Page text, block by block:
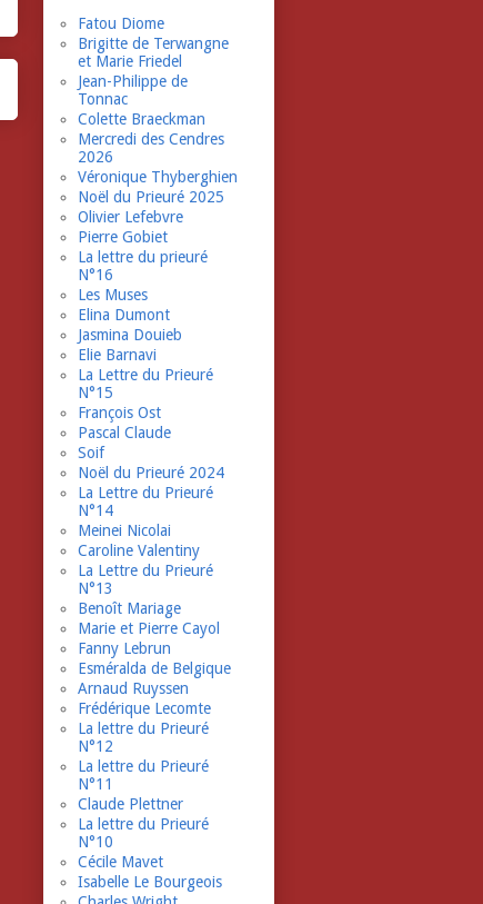
Fatou Diome
Brigitte de Terwangne
et Marie Friedel
Jean-Philippe de
Tonnac
Colette Braeckman
Mercredi des Cendres
2026
Véronique Thyberghien
Noël du Prieuré 2025
Olivier Lefebvre
Pierre Gobiet
La lettre du prieuré
N°16
Les Muses
Elina Dumont
Jasmina Douieb
Elie Barnavi
La Lettre du Prieuré
N°15
François Ost
Pascal Claude
Soif
Noël du Prieuré 2024
La Lettre du Prieuré
N°14
Meinei Nicolai
Caroline Valentiny
La Lettre du Prieuré
N°13
Benoît Mariage
Marie et Pierre Cayol
Fanny Lebrun
Esméralda de Belgique
Arnaud Ruyssen
Frédérique Lecomte
La lettre du Prieuré
N°12
La lettre du Prieuré
N°11
Claude Plettner
La lettre du Prieuré
N°10
Cécile Mavet
Isabelle Le Bourgeois